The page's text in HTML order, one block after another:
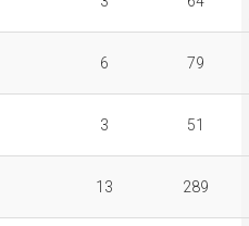
6 79
3 51
13 289